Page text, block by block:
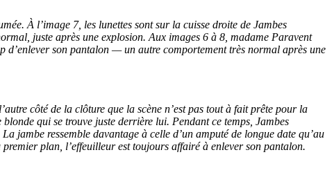
À l’image 7, les lunettes sont sur la cuisse droite de Jambes
juste après une explosion. Aux images 6 à 8, madame Paravent
son pantalon — un autre comportement très normal après une
côté de la clôture que la scène n’est pas tout à fait prête pour la
qui se trouve juste derrière lui. Pendant ce temps, Jambes
jambe ressemble davantage à celle d’un amputé de longue date qu’au
plan, l’effeuilleur est toujours affairé à enlever son pantalon.